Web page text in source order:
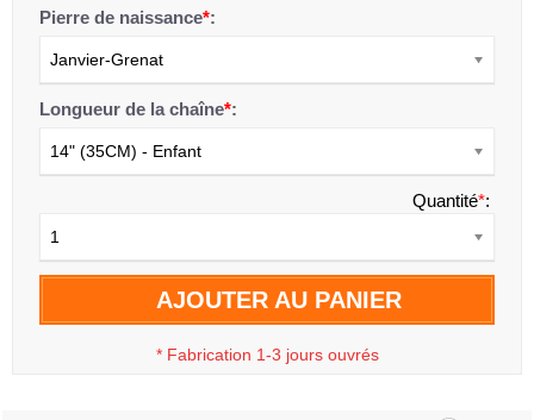
Pierre de naissance*:
Janvier-Grenat
Longueur de la chaîne*:
14" (35CM) - Enfant
Quantité*:
1
AJOUTER AU PANIER
* Fabrication 1-3 jours ouvrés